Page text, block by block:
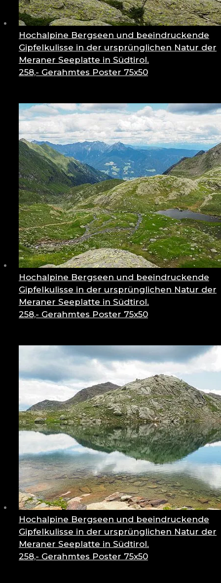
Hochalpine Bergseen und beeindruckende
Gipfelkulisse in der ursprünglichen Natur der
Meraner Seeplatte in Südtirol.
258,- Gerahmtes Poster 75x50
Hochalpine Bergseen und beeindruckende
Gipfelkulisse in der ursprünglichen Natur der
Meraner Seeplatte in Südtirol.
258,- Gerahmtes Poster 75x50
Hochalpine Bergseen und beeindruckende
Gipfelkulisse in der ursprünglichen Natur der
Meraner Seeplatte in Südtirol.
258,- Gerahmtes Poster 75x50